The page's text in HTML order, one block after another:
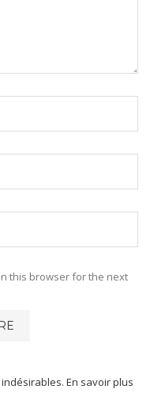
this browser for the next
En savoir plus